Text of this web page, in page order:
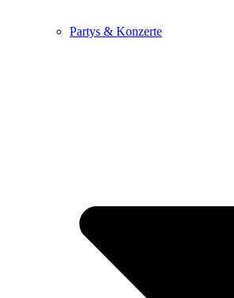
Partys & Konzerte